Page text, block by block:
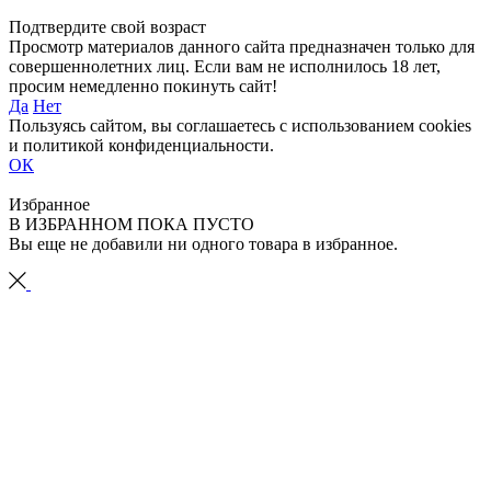
Подтвердите свой возраст
Просмотр материалов данного сайта предназначен только для
совершеннолетних лиц. Если вам не исполнилось 18 лет,
просим немедленно покинуть сайт!
Да Нет
Пользуясь сайтом, вы соглашаетесь с использованием cookies
и политикой конфиденциальности.
ОК
Избранное
В ИЗБРАННОМ ПОКА ПУСТО
Вы еще не добавили ни одного товара в избранное.